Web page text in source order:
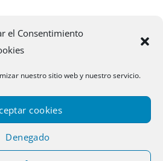
el Consentimiento
nuestro sitio web y nuestro servicio.
cookies
Denegado